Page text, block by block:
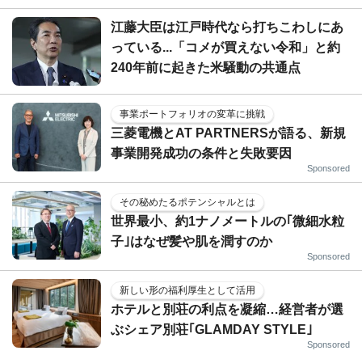
江藤大臣は江戸時代なら打ちこわしにあ
っている...「コメが買えない令和」と約
240年前に起きた米騒動の共通点
事業ポートフォリオの変革に挑戦
三菱電機とAT PARTNERSが語る、新規
事業開発成功の条件と失敗要因
Sponsored
その秘めたるポテンシャルとは
世界最小、約1ナノメートルの｢微細水粒
子｣はなぜ髪や肌を潤すのか
Sponsored
新しい形の福利厚生として活用
ホテルと別荘の利点を凝縮…経営者が選
ぶシェア別荘｢GLAMDAY STYLE｣
Sponsored